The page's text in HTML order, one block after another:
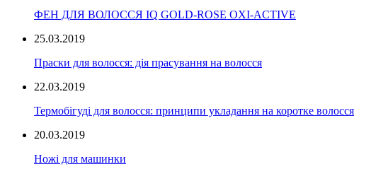
ФЕН ДЛЯ ВОЛОССЯ IQ GOLD-ROSE OXI-ACTIVE
25.03.2019
Праски для волосся: дія прасування на волосся
22.03.2019
Термобігуді для волосся: принципи укладання на коротке волосся
20.03.2019
Ножі для машинки